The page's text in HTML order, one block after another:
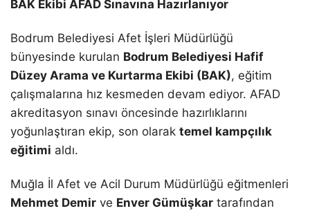
BAK Ekibi AFAD Sınavına Hazırlanıyor
Bodrum Belediyesi Afet İşleri Müdürlüğü
bünyesinde kurulan Bodrum Belediyesi Hafif
Düzey Arama ve Kurtarma Ekibi (BAK), eğitim
çalışmalarına hız kesmeden devam ediyor. AFAD
akreditasyon sınavı öncesinde hazırlıklarını
yoğunlaştıran ekip, son olarak temel kampçılık
eğitimi aldı.
Muğla İl Afet ve Acil Durum Müdürlüğü eğitmenleri
Mehmet Demir ve Enver Gümüşkar tarafından